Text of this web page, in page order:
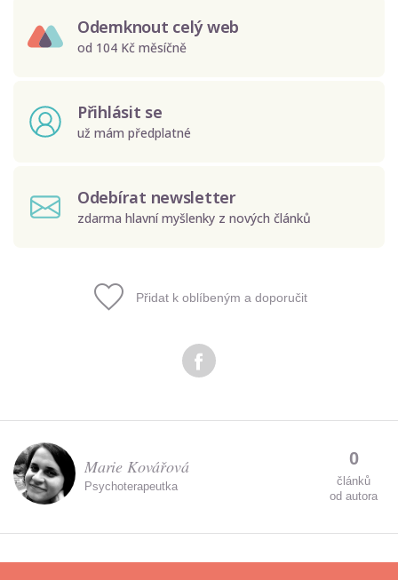
Odemknout celý web
od 104 Kč měsíčně
Přihlásit se
už mám předplatné
Odebírat newsletter
zdarma hlavní myšlenky z nových článků
Odeslat
Přidat k oblíbeným a doporučit
Marie Kovářová
Psychoterapeutka
0
článků
od autora